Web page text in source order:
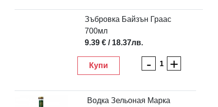
Зъбровка Байзън Граас
700мл
9.39 € / 18.37лв.
Купи - +
Водка Зельоная Марка